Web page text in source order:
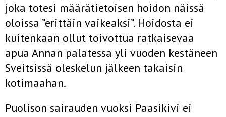
joka totesi määrätietoisen hoidon näissä
oloissa ”erittäin vaikeaksi”. Hoidosta ei
kuitenkaan ollut toivottua ratkaisevaa
apua Annan palatessa yli vuoden kestäneen
Sveitsissä oleskelun jälkeen takaisin
kotimaahan.
Puolison sairauden vuoksi Paasikivi ei